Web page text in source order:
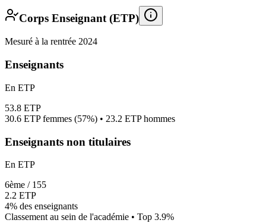
Corps Enseignant (ETP)
Mesuré à la rentrée 2024
Enseignants
En ETP
53.8 ETP
30.6 ETP femmes (57%) • 23.2 ETP hommes
Enseignants non titulaires
En ETP
6ème / 155
2.2 ETP
4% des enseignants
Classement au sein de l'académie • Top 3.9%